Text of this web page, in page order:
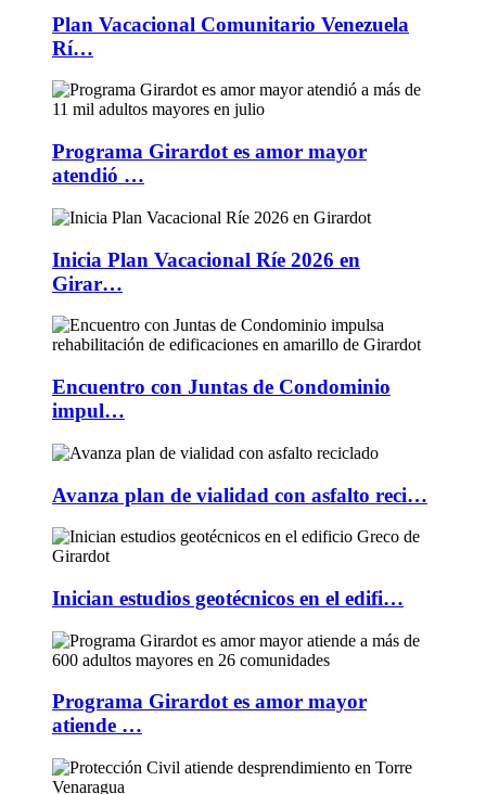
Plan Vacacional Comunitario Venezuela
Rí…
Programa Girardot es amor mayor
atendió …
Inicia Plan Vacacional Ríe 2026 en
Girar…
Encuentro con Juntas de Condominio
impul…
Avanza plan de vialidad con asfalto reci…
Inician estudios geotécnicos en el edifi…
Programa Girardot es amor mayor
atiende …